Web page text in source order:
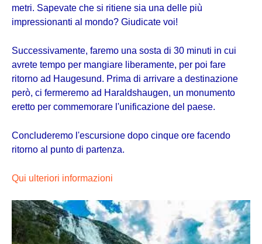
metri. Sapevate che si ritiene sia una delle più
impressionanti al mondo? Giudicate voi!
Successivamente, faremo una sosta di 30 minuti in cui
avrete tempo per mangiare liberamente, per poi fare
ritorno ad Haugesund. Prima di arrivare a destinazione
però, ci fermeremo ad Haraldshaugen, un monumento
eretto per commemorare l'unificazione del paese.
Concluderemo l'escursione dopo cinque ore facendo
ritorno al punto di partenza.
Qui ulteriori informazioni